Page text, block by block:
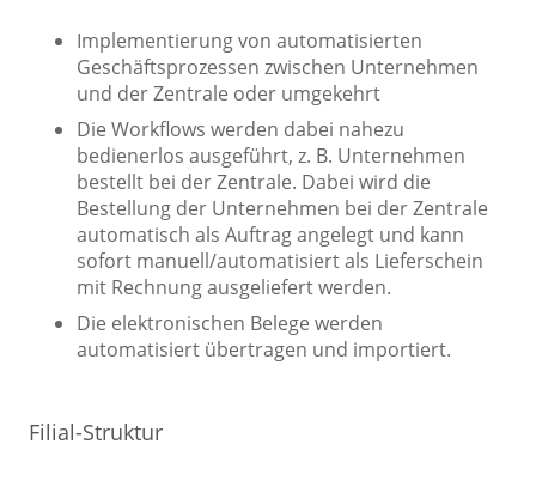
Implementierung von automatisierten
Geschäftsprozessen zwischen Unternehmen
und der Zentrale oder umgekehrt
Die Workflows werden dabei nahezu
bedienerlos ausgeführt, z. B. Unternehmen
bestellt bei der Zentrale. Dabei wird die
Bestellung der Unternehmen bei der Zentrale
automatisch als Auftrag angelegt und kann
sofort manuell/automatisiert als Lieferschein
mit Rechnung ausgeliefert werden.
Die elektronischen Belege werden
automatisiert übertragen und importiert.
Filial-Struktur